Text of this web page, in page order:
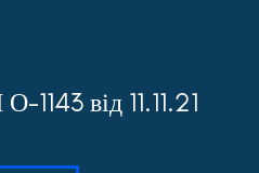
від 11.11.21